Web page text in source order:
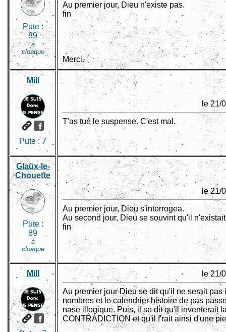
Pute :
89
à
cloaque
Au premier jour, Dieu n'existe pas.
fin
Merci.
Mill
Pute : 7
le 21/
T'as tué le suspense. C'est mal.
Glaüx-le-
Chouette
Pute :
89
à
cloaque
le 21/
Au premier jour, Dieu s'interrogea.
Au second jour, Dieu se souvint qu'il
fin
Mill le 21/
Au premier jour Dieu se dit qu'il ne serait pas
nombres et le calendrier histoire de pas
nase illogique. Puis, il se dit qu'il inventerait
CONTRADICTION et qu'il f'rait ainsi d'une